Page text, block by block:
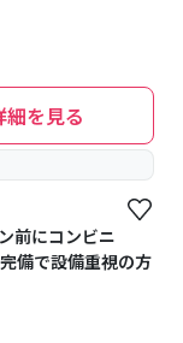
細を見る
前にコンビニ
備で設備重視の方